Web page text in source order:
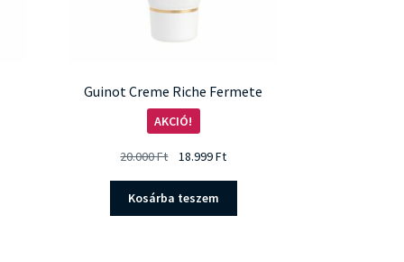
Guinot Creme Riche Fermete
AKCIÓ!
20.000Ft
Original
was:
20.000 Ft.
18.999FtCurrent
18.999 Ft.
Kosárba teszem